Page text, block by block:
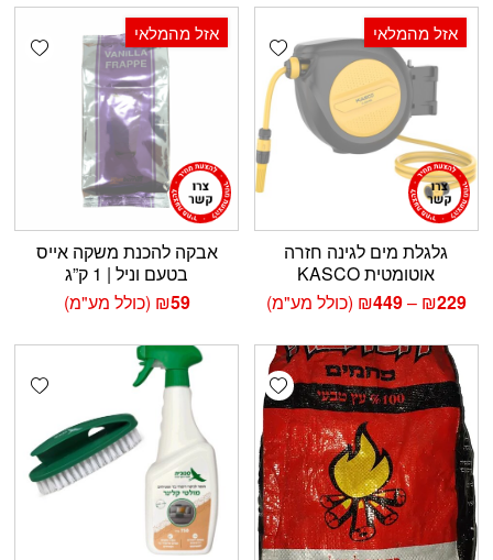
Add wishlist אזל מהמלאי
גלגלת מים לגינה חזרה
אוטומטית KASCO
₪229
–
₪449
טווח
⁦₪229⁩
עד
⁦₪449⁩
(כולל מע"מ)
אזל מהמלאי
אבקה להכנת משקה אייס
בטעם וניל | 1 ק”ג
₪59 (כולל מע"מ)
Add wishlist